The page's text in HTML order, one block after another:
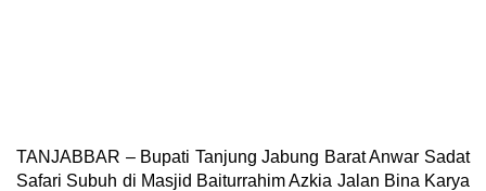
TANJABBAR – Bupati Tanjung Jabung Barat Anwar Sadat
Safari Subuh di Masjid Baiturrahim Azkia Jalan Bina Karya